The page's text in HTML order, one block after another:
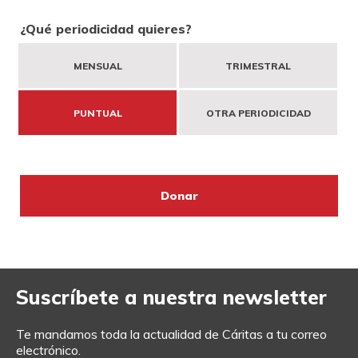
ACCESO PARA USUARIOS
ENTIDADES SOLIDARIAS
¿Qué periodicidad quieres?
MENSUAL TRIMESTRAL
PUNTUAL OTRA PERIODICIDAD
Suscríbete a nuestra newsletter
Te mandamos toda la actualidad de Cáritas a tu correo
electrónico.